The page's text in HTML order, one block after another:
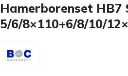
Hamerborenset HB7
5/6/8×110+6/8/10/